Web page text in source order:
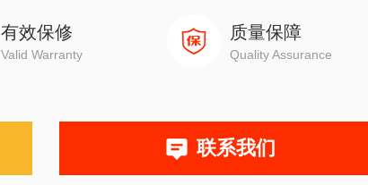
有效保修
Valid Warranty
质量保障
Quality Assurance
联系我们